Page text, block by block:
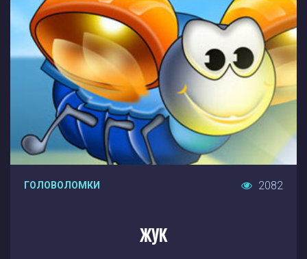
ГОЛОВОЛОМКИ 2082
ЖУК